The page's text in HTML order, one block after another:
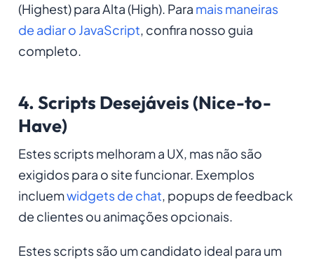
(Highest) para Alta (High). Para mais maneiras
de adiar o JavaScript, confira nosso guia
completo.
4. Scripts Desejáveis (Nice-to-
Have)
Estes scripts melhoram a UX, mas não são
exigidos para o site funcionar. Exemplos
incluemwidgets de chat, popups de feedback
de clientes ou animações opcionais.
Estes scripts são um candidato ideal para um